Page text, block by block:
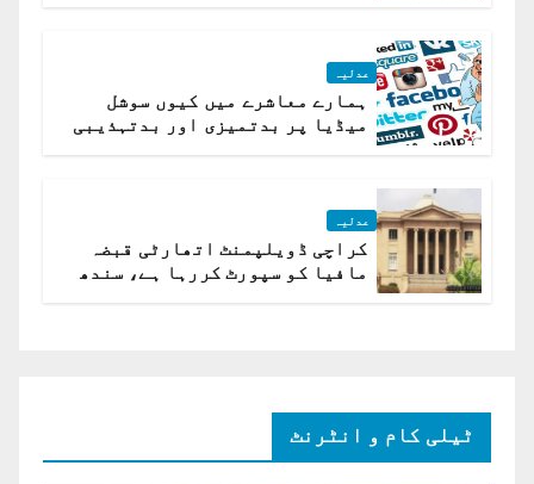
عدلیہ
ہمارے معاشرے میں کیوں سوشل
میڈیا پر بدتمیزی اور بدتہذیبی
عدلیہ
کراچی ڈویلپمنٹ اتھارٹی قبضہ
مافیا کو سپورٹ کررہا ہے، سندھ
ٹیلی کام و انٹرنٹ